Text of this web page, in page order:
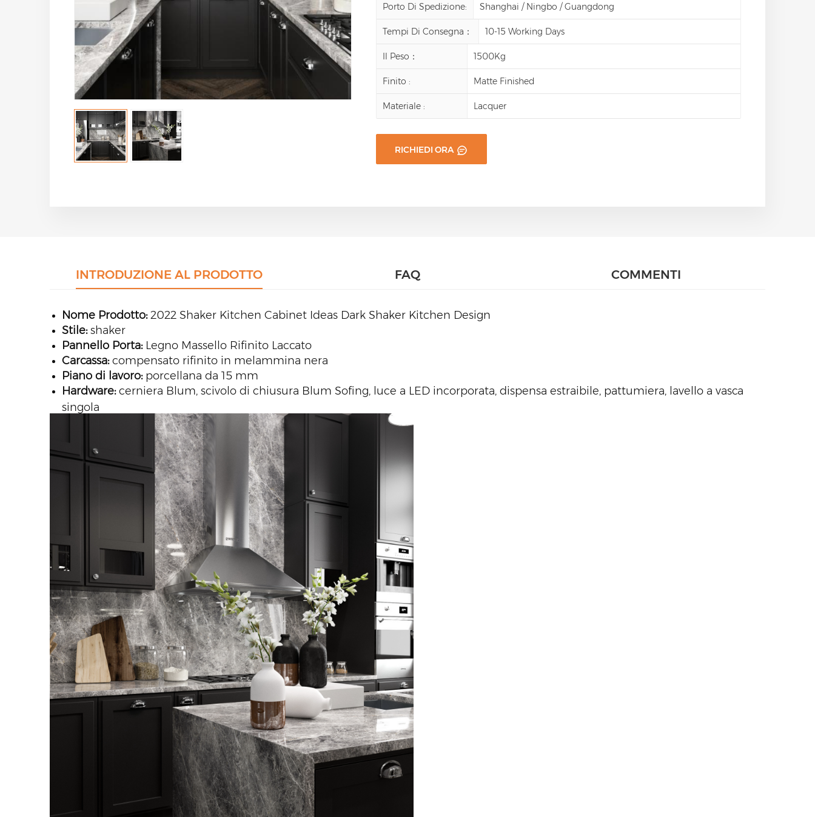
Porto Di Spedizione: Shanghai / Ningbo / Guangdong
Tempi Di Consegna： 10-15 Working Days
Il Peso： 1500Kg
Finito : Matte Finished
Materiale : Lacquer
RICHIEDI ORA
INTRODUZIONE AL PRODOTTO FAQ COMMENTI
Nome Prodotto:2022 Shaker Kitchen Cabinet Ideas Dark Shaker Kitchen Design
Stile:shaker
Pannello Porta: Legno Massello Rifinito Laccato
Carcassa:compensato rifinito in melammina nera
Piano di lavoro: porcellana da 15 mm
Hardware:cerniera Blum, scivolo di chiusura Blum Sofing, luce a LED incorporata, dispensa estraibile, pattumiera, lavello a vasca
singola